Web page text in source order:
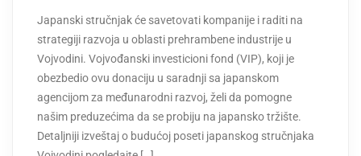
Japanski stručnjak će savetovati kompanije i raditi na
strategiji razvoja u oblasti prehrambene industrije u
Vojvodini. Vojvođanski investicioni fond (VIP), koji je
obezbedio ovu donaciju u saradnji sa japanskom
agencijom za međunarodni razvoj, želi da pomogne
našim preduzećima da se probiju na japansko tržište.
Detaljniji izveštaj o budućoj poseti japanskog stručnjaka